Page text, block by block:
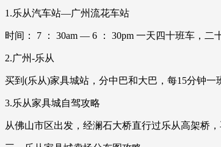
1.乐从汽车站—广州流花车站
时间： 7 ： 30am — 6 ： 30pm 一天四十班车，二
2.广州-乐从
买到(乐从)家具城站，分中巴和大巴，每15分钟一
3.乐从家具城自驾攻略
从佛山市区出发，经澜石大桥直行过乐从高架桥